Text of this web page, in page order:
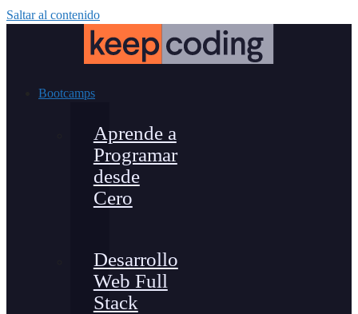
Saltar al contenido
Bootcamps
Aprende a
Programar
desde
Cero
Desarrollo
Web Full
Stack